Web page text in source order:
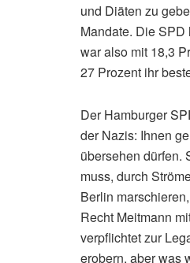
und Diäten zu
Mandate. Die
war also mit 18,3
27 Prozent ihr
Der Hamburger
der Nazis: Ihnen
übersehen dürfen.
muss, durch
Berlin
Recht Meitmann
verpflichtet zur
erobern, aber was